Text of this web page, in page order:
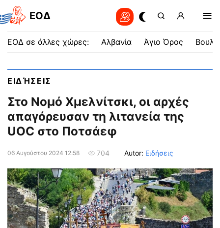
EOΔ
ΕΟΔ σε άλλες χώρες: Αλβανία Άγιο Όρος
ΕΙΔΉΣΕΙΣ
Στο Νομό Χμελνίτσκι, οι αρχές
απαγόρευσαν τη λιτανεία της
UOC στο Ποτσάεφ
06 Αυγούστου 2024 12:58 704 Autor: Ειδήσεις